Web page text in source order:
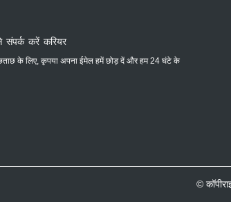
संपर्क करें करियर
के लिए, कृपया अपना ईमेल हमें छोड़ दें और हम 24 घंटे के
©